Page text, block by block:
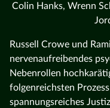
Colin Hanks, Wrenn
Russell Crowe und
nervenaufreibendes
Nebenrollen
folgenreichsten
spannungsreiches